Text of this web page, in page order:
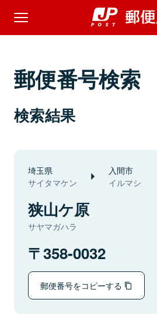
郵便番号検索
検索結果
埼玉県
サイタマケン
入間市
イルマシ
狭山ケ原
サヤマガハラ
358-0032
郵便番号をコピーする